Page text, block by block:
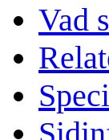
Vad